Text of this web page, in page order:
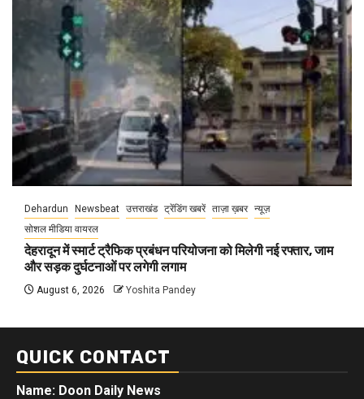
Dehardun Newsbeat उत्तराखंड ट्रेंडिंग खबरें ताज़ा ख़बर न्यूज़
सोशल मीडिया वायरल
देहरादून में स्मार्ट ट्रैफिक प्रबंधन परियोजना को मिलेगी नई रफ्तार, जाम
और सड़क दुर्घटनाओं पर लगेगी लगाम
August 6, 2026 Yoshita Pandey
QUICK CONTACT
Name: Doon Daily News